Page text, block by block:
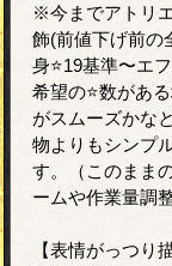
※今までアトリ
飾(前値下げ前の
身⭐️19基準〜エ
希望の⭐️数があ
がスムーズかな
物よりもシンプ
す。（このまま
ームや作業量調
【表情がっつり